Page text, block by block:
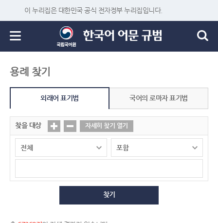
이 누리집은 대한민국 공식 전자정부 누리집입니다.
용례 찾기
외래어 표기법 국어의 로마자 표기법
찾을 대상 자세히 찾기 열기
찾기